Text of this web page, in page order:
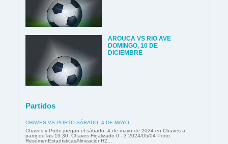
AROUCA VS RIO AVE
DOMINGO, 10 DE
DICIEMBRE
Partidos
CHAVES VS PORTO SÁBADO, 4 DE MAYO
Chaves y Porto juegan el sábado, 4 de mayo de 2024 en Chaves a
partir de las 19:30. Chaves Finalizado 0 - 3 2024/05/04 Porto
ResúmenEstadísticasAlineaciónH2...